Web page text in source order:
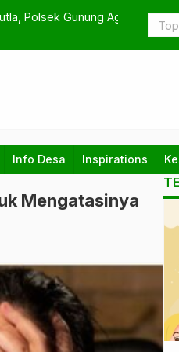
dan Edukasi
Tim SAR
Info Desa Inspirations
Mengatasinya